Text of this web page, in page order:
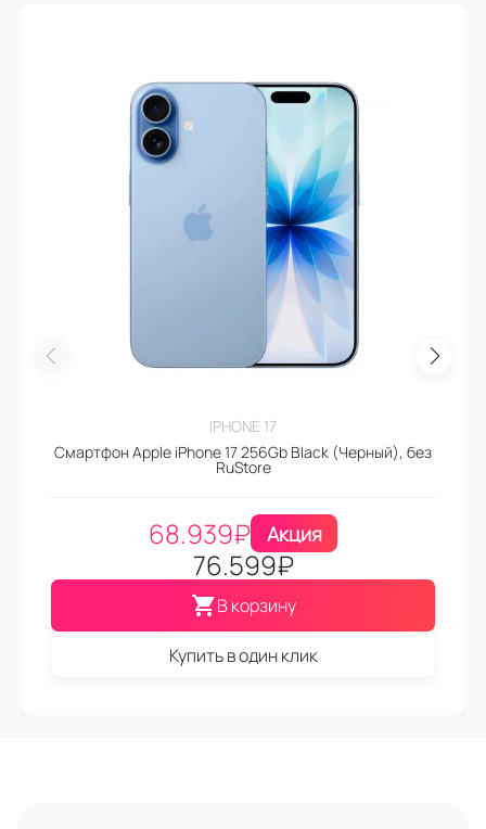
IPHONE 17
Смартфон Apple iPhone 17 256Gb Black (Черный), без
RuStore
68.939₽ Акция
76.599₽
В корзину
Купить в один клик